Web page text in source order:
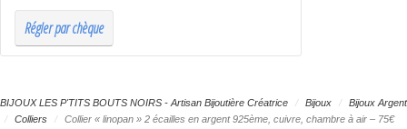
Régler par chèque
BIJOUX LES P'TITS BOUTS NOIRS - Artisan Bijoutière Créatrice Bijoux
Bijoux Argent
Colliers
Collier « linopan » 2 écailles en argent 925ème, cuivre, chambre à air – 75€